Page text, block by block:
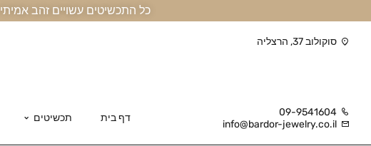
כל התכשיטים עשויים זהב אמיתי 14 קראט או יותר, ומגיעים בליווי תעודה, אריזה מהודרת, ומשלוח חינם עד הבית
סוקולוב 37, הרצליה
09-9541604
info@bardor-jewelry.co.il
דף בית תכשיטים